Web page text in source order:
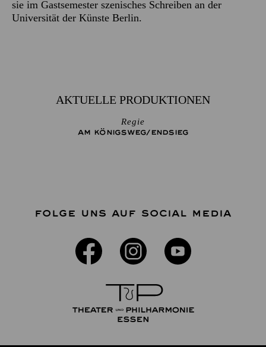
sie im Gastsemester szenisches Schreiben an der
Universität der Künste Berlin.
AKTUELLE PRODUKTIONEN
Regie
AM KÖNIGS­WEG/­END­SIEG
FOLGE UNS AUF SOCIAL MEDIA